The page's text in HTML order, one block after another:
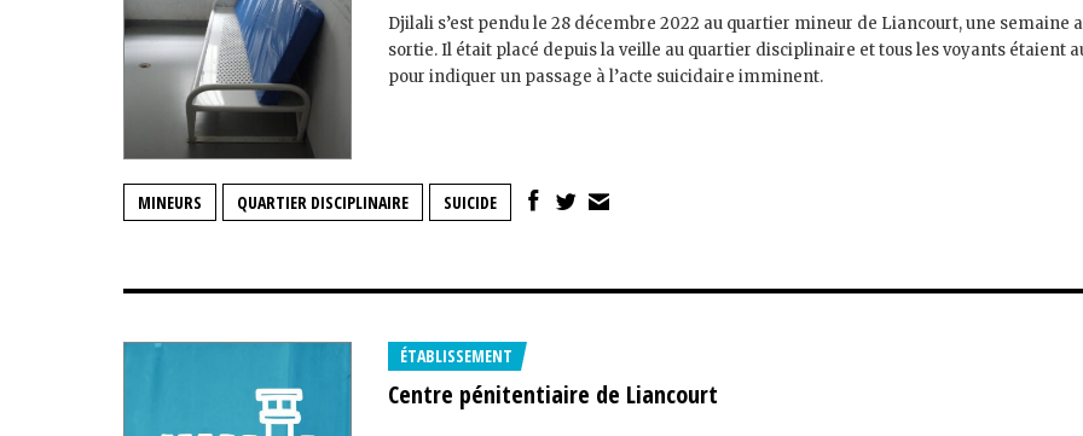
Djilali s’est pendu le 28 décembre 2022 au quartier mineur de Liancourt, une semaine
sortie. Il était placé depuis la veille au quartier disciplinaire et tous les voyants étaient
pour indiquer un passage à l’acte suicidaire imminent.
MINEURS QUARTIER DISCIPLINAIRE SUICIDE
ÉTABLISSEMENT
Centre pénitentiaire de Liancourt